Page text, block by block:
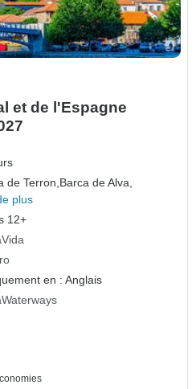
et de l'Espagne
de Terron,Barca de Alva,
plus
12+
en : Anglais